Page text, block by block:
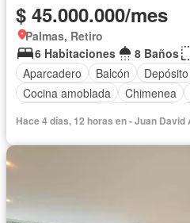
$ 45.000.000/mes
Palmas, Retiro
6 Habitaciones
8 Baños
Aparcadero
Balcón Depósito
Cocina amoblada
Chimenea
Hace 4 días, 12 horas en - Juan